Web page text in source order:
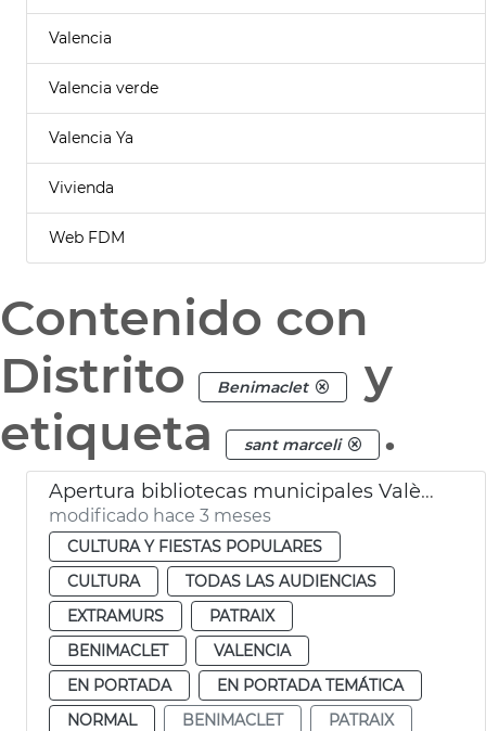
Valencia
Valencia verde
Valencia Ya
Vivienda
Web FDM
Contenido con
Distrito
Benimaclet
y
etiqueta
sant marceli .
Apertura bibliotecas municipales València 24 horas por exámenes
modificado hace 3 meses
CULTURA Y FIESTAS POPULARES
CULTURA
TODAS LAS AUDIENCIAS
EXTRAMURS
PATRAIX
BENIMACLET
VALENCIA
EN PORTADA
EN PORTADA TEMÁTICA
NORMAL
BENIMACLET
PATRAIX